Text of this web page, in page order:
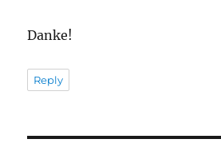
Danke!
Reply